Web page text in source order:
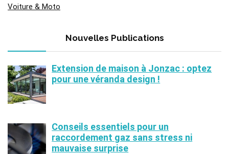
Voiture & Moto
Nouvelles Publications
Extension de maison à Jonzac : optez
pour une véranda design !
Conseils essentiels pour un
raccordement gaz sans stress ni
mauvaise surprise